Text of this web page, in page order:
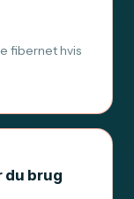
fibernet hvis
du brug